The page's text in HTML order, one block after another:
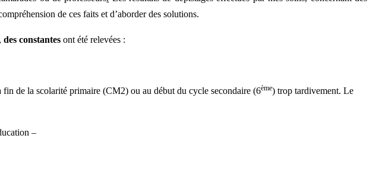
de ces faits et d’aborder des solutions.
des constantes ont été relevées :
fin de la scolarité primaire (CM2) ou au début du cycle secondaire (6ème) trop tardivement. Le
–